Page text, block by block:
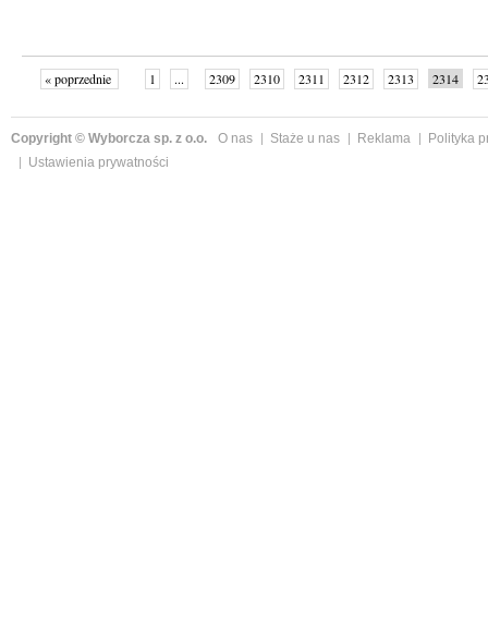
« poprzednie 1 ... 2309 2310 2311 2312 2313 2314
Copyright © Wyborcza sp. z o.o. O nas Staże u nas Reklama
Polityka
Ustawienia prywatności